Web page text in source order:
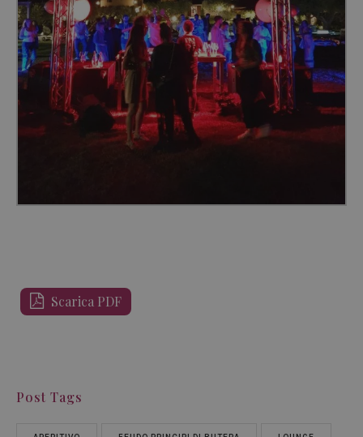
Scarica PDF
Post Tags